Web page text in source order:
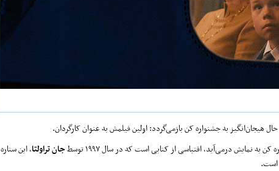
هیجان‌انگیز به جشنواره کن بازمی‌گردد: اولین فیلمش به عنوان کارگردان.
جان تراولتا، این ستاره
است.